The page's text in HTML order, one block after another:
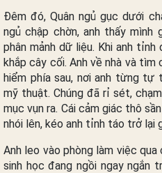
Đêm đó, Quân ngủ gục dưới
ngủ chập chờn, anh thấy mình
phân mảnh dữ liệu. Khi anh
khắp cây cối. Anh về nhà và
hiểm phía sau, nơi anh từng tự
mỹ thuật. Chúng đã rỉ sét,
mục vụn ra. Cái cảm giác thô
nhói lên, kéo anh tỉnh táo trở lại
Anh leo vào phòng làm việc
sinh học đang ngồi ngay ngắn